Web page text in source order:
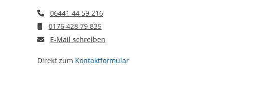
Telefonnummer
06441 44 59 216
Email senden
0176 428 79 835
E-Mail schreiben
Direkt zum Kontaktformular